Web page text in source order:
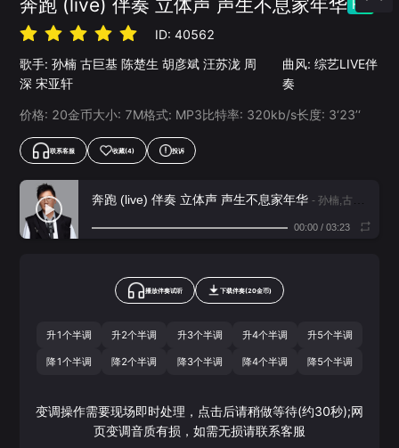
奔跑 (live) 伴奏 立体声 声生不息家年华 HQ
ID:40562
歌手: 孙楠 古巨基 陈楚生 胡彦斌 汪苏泷 周
深 宋亚轩
曲风: 综艺LIVE伴
奏
价格: 20金币大小: 7M格式: MP3比特率: 320kb/s长度: 3‘23’‘
联系客服 收藏(4) 投诉
奔跑 (live) 伴奏 立体声 声生不息家年华 - 孙楠,古巨基,陈楚生,胡彦斌,汪苏泷,周深,宋亚轩
00:00/ 03:23
播放伴奏试听 下载伴奏(20金币)
升1个半调 升2个半调 升3个半调 升4个半调 升5个半调
降1个半调 降2个半调 降3个半调 降4个半调 降5个半调
变调操作需要现场即时处理，点击后请稍做等待(约30秒);网
页变调音质有损，如需无损请联系客服